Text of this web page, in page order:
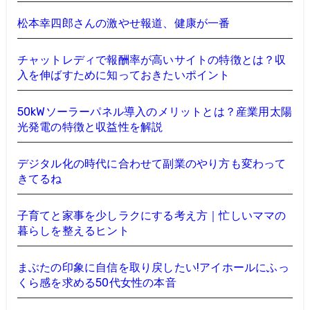
松本幸四郎さんの激やせ報道、健康が一番
チャットレディで報酬率が高いサイトの特徴とは？収
入を伸ばすために知っておきたいポイント
50kWソーラーパネル導入のメリットとは？産業用太陽
光発電の特徴と収益性を解説
デジタル化の時代に合わせて副業のやり方も変わって
きてるね
子育てと家事を少しラクにする考え方｜忙しいママの
暮らしを整えるヒント
まぶたの印象に自信を取り戻したい!アイホールにふっ
くら感を求める50代女性の本音